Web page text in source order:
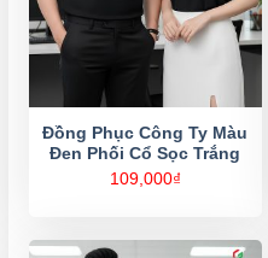
Đồng Phục Công Ty Màu
Đen Phối Cổ Sọc Trắng
109,000₫